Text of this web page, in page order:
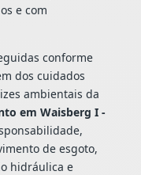
e com
conforme
dos cuidados
ambientais da
em Waisberg I -
de esgoto,
hidráulica e